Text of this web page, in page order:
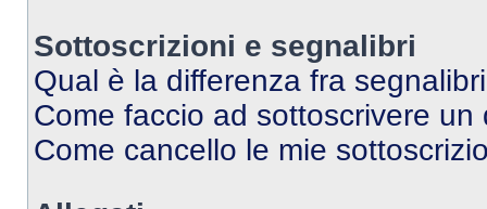
Sottoscrizioni e segnalibri
Qual è la differenza fra
Come faccio ad sottoscrivere
Come cancello le mie